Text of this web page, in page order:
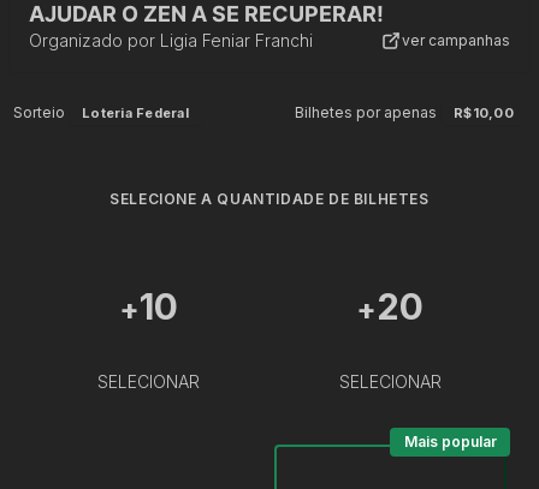
AJUDAR O ZEN A SE RECUPERAR!
Organizado por Ligia Feniar Franchi ver campanhas
Sorteio Loteria Federal Bilhetes por apenas R$10,00
SELECIONE A QUANTIDADE DE BILHETES
+10
SELECIONAR
+20
SELECIONAR
Mais popular